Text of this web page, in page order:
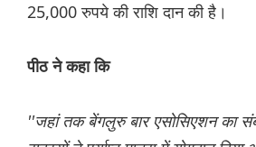
25,000 रुपये की राशि दान की है।
पीठ ने कहा कि
''जहां तक बेंगलुरु बार एसोसिएशन का